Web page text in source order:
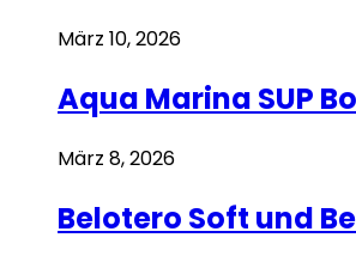
März 10, 2026
Aqua Marina SUP
März 8, 2026
Belotero Soft und